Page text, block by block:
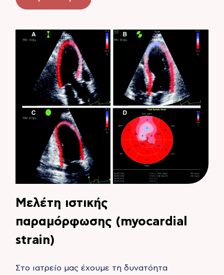
Μελέτη ιστικής
παραμόρφωσης (myocardial
strain)
Στο ιατρείο μας έχουμε τη δυνατόητα